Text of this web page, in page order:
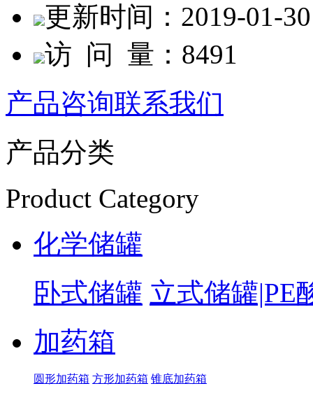
更新时间： 2019-01-30
访 问 量： 8491
产品咨询联系我们
产品分类
Product Category
化学储罐
卧式储罐 立式储罐|PE
加药箱
圆形加药箱 方形加药箱 锥底加药箱